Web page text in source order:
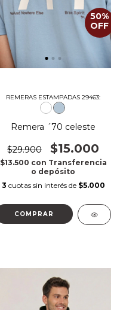
50%
OFF
REMERAS ESTAMPADAS 29463:
Remera ´70 celeste
$29.900 $15.000
$13.500 con Transferencia
o depósito
3 cuotas sin interés de $5.000
COMPRAR